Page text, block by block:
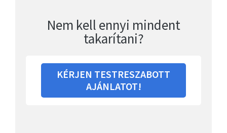
Nem kell ennyi mindent
takarítani?
KÉRJEN TESTRESZABOTT
AJÁNLATOT!